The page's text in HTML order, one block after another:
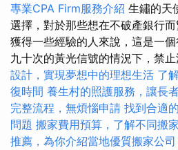
專業CPA Firm服務介紹 生鏽的天
選擇，對於那些想在不破產銀行
獲得一些經驗的人來說，這是一
九十次的黃光信號的情況下，禁
設計，實現夢想中的理想生活 了
復時間 養生村的照護服務，讓長
完整流程，無煩惱申請 找到合適
問題 搬家費用預算，了解不同搬
推薦，為你介紹當地優質搬家公司